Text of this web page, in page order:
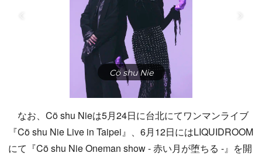
Cö shu Nie
なお、Cö shu Nieは5月24日に台北にてワンマンライブ
『Cö shu Nie Live in Taipei』、6月12日にはLIQUIDROOM
にて『Cö shu Nie Oneman show - 赤い月が堕ちる -』を開